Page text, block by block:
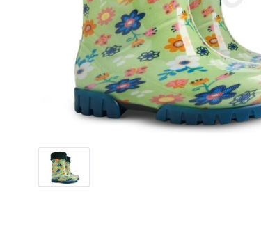
Артикул: Ewa2
Дитячі пінкові чобітки
Raweks Ewa2
545грн.